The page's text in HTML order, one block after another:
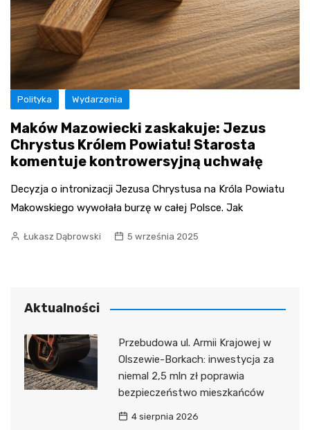
Polityka Wydarzenia
Maków Mazowiecki zaskakuje: Jezus
Chrystus Królem Powiatu! Starosta
komentuje kontrowersyjną uchwałę
Decyzja o intronizacji Jezusa Chrystusa na Króla Powiatu
Makowskiego wywołała burzę w całej Polsce. Jak
Łukasz Dąbrowski 5 września 2025
Aktualności
Przebudowa ul. Armii Krajowej w
Olszewie-Borkach: inwestycja za
niemal 2,5 mln zł poprawia
bezpieczeństwo mieszkańców
4 sierpnia 2026